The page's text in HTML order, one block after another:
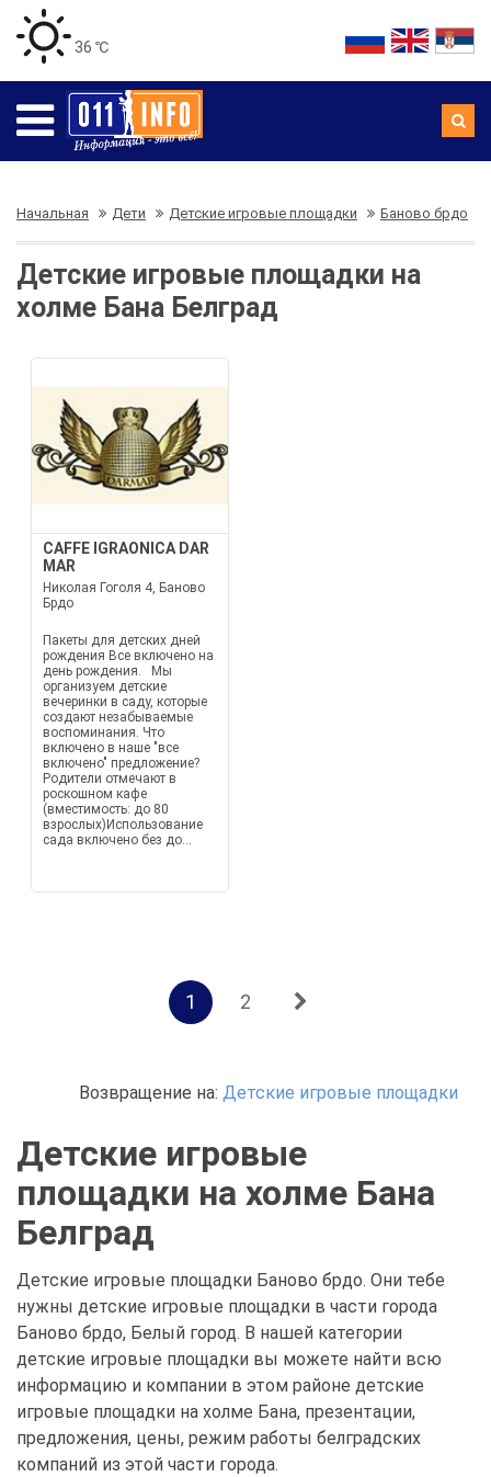
36 ℃
Начальная Дети Детские игровые площадки Баново брдо
Детские игровые площадки на
холме Бана Белград
CAFFE IGRAONICA DAR
MAR
Николая Гоголя 4, Баново
Брдо
Пакеты для детских дней
рождения Все включено на
день рождения. Мы
организуем детские
вечеринки в саду, которые
создают незабываемые
воспоминания. Что
включено в наше "все
включено" предложение?
Родители отмечают в
роскошном кафе
(вместимость: до 80
взрослых)Использование
сада включено без до...
1 2
Возвращение на: Детские игровые площадки
Детские игровые
площадки на холме Бана
Белград
Детские игровые площадки Баново брдо. Они тебе
нужны детские игровые площадки в части города
Баново брдо, Белый город. В нашей категории
детские игровые площадки вы можете найти всю
информацию и компании в этом районе детские
игровые площадки на холме Бана, презентации,
предложения, цены, режим работы белградских
компаний из этой части города.